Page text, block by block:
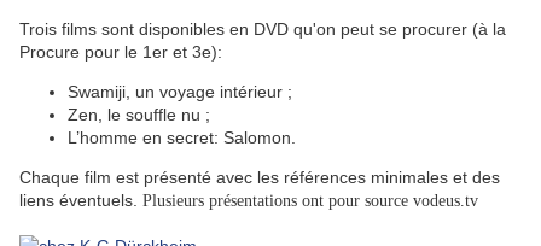
Trois films sont disponibles en DVD qu'on peut se procurer (à la
Procure pour le 1er et 3e):
Swamiji, un voyage intérieur ;
Zen, le souffle nu ;
L’homme en secret: Salomon.
Chaque film est présenté avec les références minimales et des
liens éventuels. Plusieurs présentations ont pour source vodeus.tv